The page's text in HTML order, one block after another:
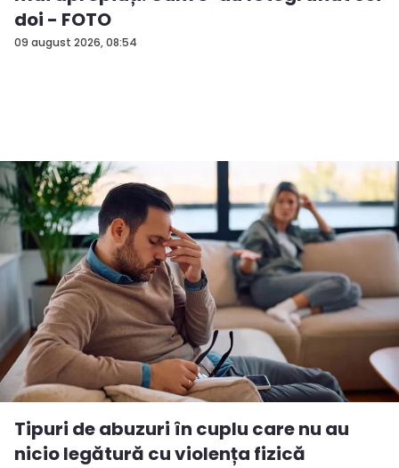
09 august 2026, 08:54
doi - FOTO
Tipuri de abuzuri în cuplu care nu au
nicio legătură cu violența fizică